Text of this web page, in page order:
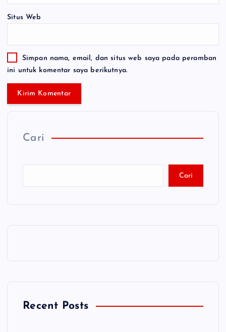
Situs Web
Simpan nama, email, dan situs web saya pada peramban
ini untuk komentar saya berikutnya.
Cari
Cari
Recent Posts